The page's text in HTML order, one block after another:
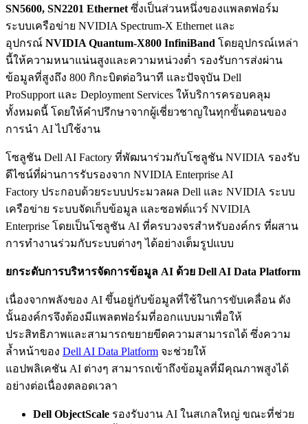
SN5600, SN2201 Ethernet ซึ่งเป็นส่วนหนึ่งของแพลตฟอร์ม
ระบบเครือข่าย NVIDIA Spectrum-X Ethernet และ
อุปกรณ์ NVIDIA Quantum-X800 InfiniBand โดยอุปกรณ์เหล่า
นี้ให้ความหนาแน่นสูงและความหน่วงต่ำ รองรับการส่งผ่าน
ข้อมูลที่สูงถึง 800 กิกะบิตต่อวินาที และปัจจุบัน Dell
ProSupport และ Deployment Services ให้บริการครอบคลุม
ทั้งหมดนี้ โดยให้คำปรึกษาจากผู้เชี่ยวชาญในทุกขั้นตอนของ
การนำ AI ไปใช้งาน
โซลูชัน Dell AI Factory ที่พัฒนาร่วมกับโซลูชัน NVIDIA รองรับ
ดีไซน์ที่ผ่านการรับรองจาก NVIDIA Enterprise AI
Factory ประกอบด้วยระบบประมวลผล Dell และ NVIDIA ระบบ
เครือข่าย ระบบจัดเก็บข้อมูล และซอฟต์แวร์ NVIDIA
Enterprise โดยเป็นโซลูชัน AI ที่ครบวงจรสำหรับองค์กร ที่ผสาน
การทำงานร่วมกับระบบต่างๆ ได้อย่างเต็มรูปแบบ
ยกระดับการบริหารจัดการข้อมูล AI ด้วย Dell AI Data Platform
เนื่องจากพลังของ AI ขึ้นอยู่กับข้อมูลที่ใช้ในการขับเคลื่อน ดัง
นั้นองค์กรจึงต้องมีแพลตฟอร์มที่ออกแบบมาเพื่อให้
ประสิทธิภาพและสามารถขยายขีดความสามารถได้ ซึ่งความ
ล้ำหน้าของ Dell AI Data Platform จะช่วยให้
แอปพลิเคชัน AI ต่างๆ สามารถเข้าถึงข้อมูลที่มีคุณภาพสูงได้
อย่างต่อเนื่องตลอดเวลา
Dell ObjectScale รองรับงาน AI ในสเกลใหญ่ ขณะที่ช่วย